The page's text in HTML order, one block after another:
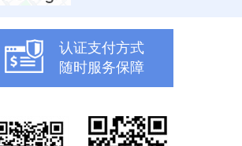
认证支付方式
随时服务保障